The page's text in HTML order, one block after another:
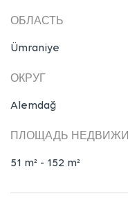
ОБЛАСТЬ
Ümraniye
ОКРУГ
Alemdağ
ПЛОЩАДЬ
51 m² - 152 m²